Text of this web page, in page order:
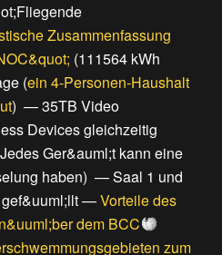
Zusammenfassung
(111564 kWh
(ein 4-Personen-Haushalt
) —35TB Video
Devices gleichzeitig
Ger&auml;t kann eine
haben) —Saal 1 und
—Vorteile des
dem BCC
zum